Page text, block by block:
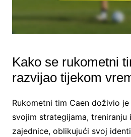
Kako se rukometni
razvijao tijekom
Rukometni tim Caen doživio
svojim strategijama, treniranju
zajednice, oblikujući svoj